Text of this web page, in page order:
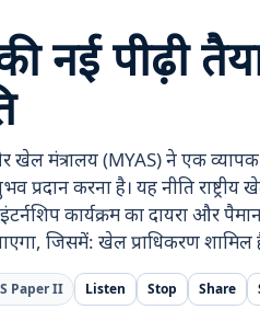
नई पीढ़ी
खेल मंत्रालय (MYAS) ने एक
प्रदान करना है। यह नीति
कार्यक्रम का दायरा और
जिसमें: खेल प्राधिकरण शामिल
Paper II Listen Stop Share